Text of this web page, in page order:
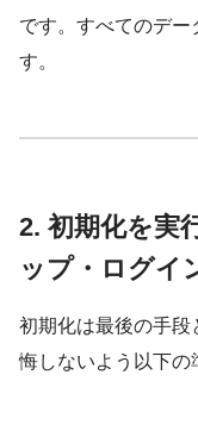
です。すべてのデ
す。
2. 初期化を実
ップ・ログイ
初期化は最後の手段
悔しないよう以下の